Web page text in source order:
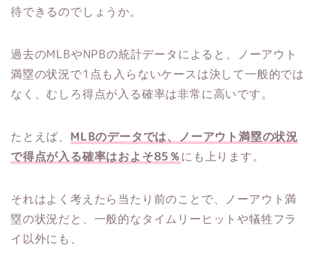
待できるのでしょうか。
過去のMLBやNPBの統計データによると、ノーアウト
満塁の状況で1点も入らないケースは決して一般的では
なく、むしろ得点が入る確率は非常に高いです。
たとえば、 MLBのデータでは、ノーアウト満塁の状況
で得点が入る確率はおよそ85％にも上ります。
それはよく考えたら当たり前のことで、ノーアウト満
塁の状況だと、一般的なタイムリーヒットや犠牲フラ
イ以外にも、